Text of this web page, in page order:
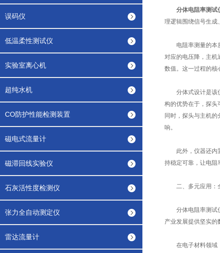
误码仪
低温柔性测试仪
实验室离心机
超纯水机
CO防护性能检测装置
磁电式流量计
磁滞回线实验仪
石灰活性度检测仪
张力全自动测定仪
雷达流量计
分体电阻率测试
理逻辑围绕信号生成
电阻率测量的本质
对应的电压降，主机
数值。这一过程的核
分体式设计是该仪
构的优势在于，探头
同时，探头与主机
响。
此外，仪器还内置
持稳定可靠，让电阻
二、多元应用：
分体电阻率测试仪
产业发展提供坚实的
在电子材料领域，